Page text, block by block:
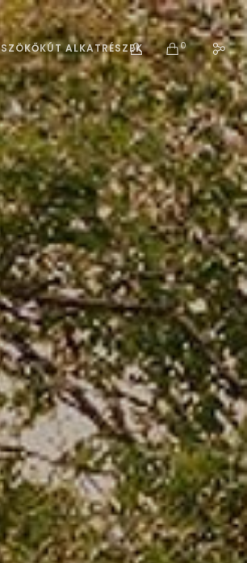
0
SZÖKŐKÚT ALKATRÉSZEK